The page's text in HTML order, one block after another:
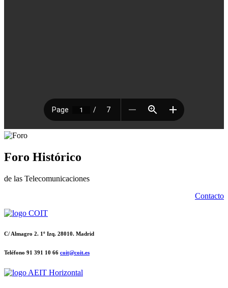
Foro Histórico
de las Telecomunicaciones
Contacto
C/ Almagro 2. 1º Izq. 28010. Madrid
Teléfono 91 391 10 66 coit@coit.es